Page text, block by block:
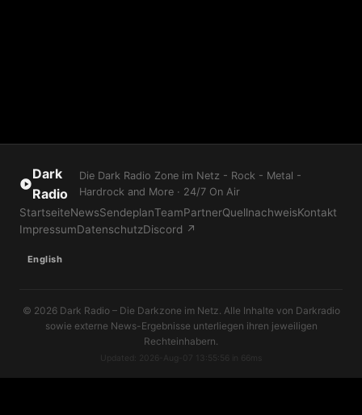
Dark
Radio
Die Dark Radio Zone im Netz - Rock - Metal -
Hardrock and More · 24/7 On Air
StartseiteNewsSendeplanTeamPartnerQuellnachweisKontakt
ImpressumDatenschutzDiscord ↗
English
© 2026 Dark Radio – Die Darkzone im Netz. Alle Inhalte von Darkradio
sowie externe News-Ergebnisse unterliegen ihren jeweiligen
Rechteinhabern.
Updated: 2026-Aug-07 13:55:56 in 66ms